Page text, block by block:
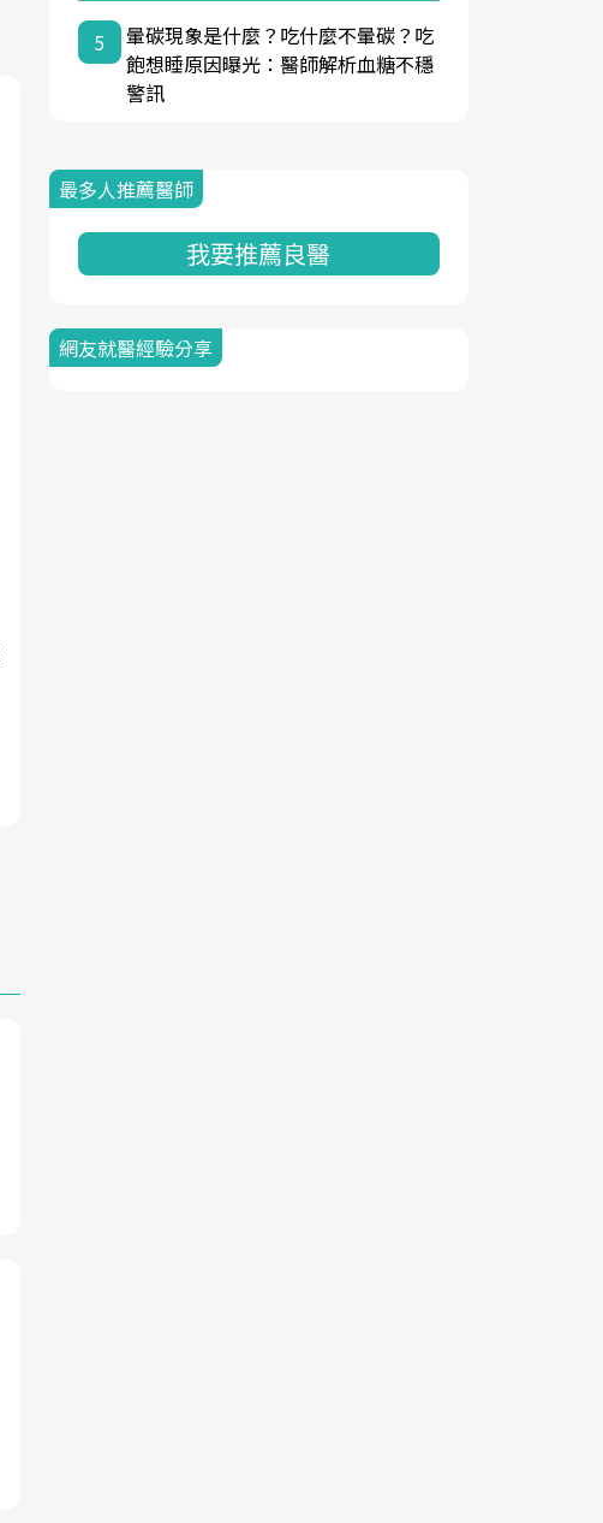
5
暈碳現象是什麼？吃什麼不暈碳？吃
飽想睡原因曝光：醫師解析血糖不穩
警訊
最多人推薦醫師
我要推薦良醫
網友就醫經驗分享